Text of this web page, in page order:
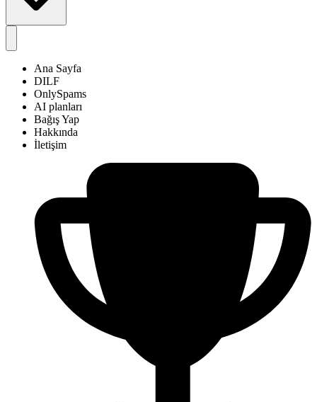
Ana Sayfa
DILF
OnlySpams
AI planları
Bağış Yap
Hakkında
İletişim